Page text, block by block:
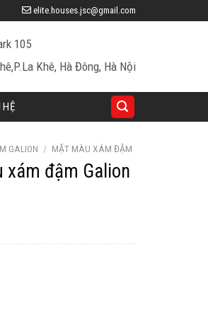
elite.houses.jsc@gmail.com
105
Khê, Hà Đông, Hà Nội
HỆ
GALION / MẶT MÀU XÁM ĐẬM
xám đậm Galion